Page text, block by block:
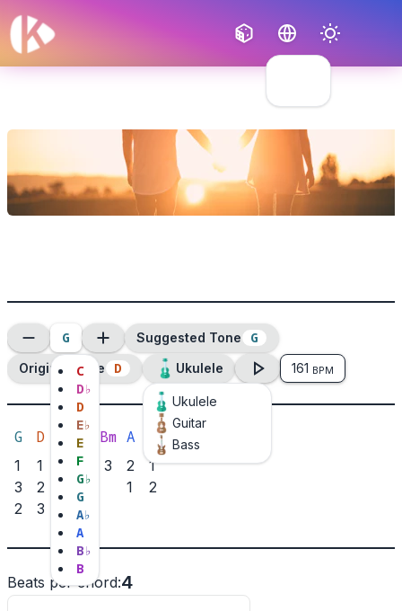
G
C
D♭
D
E♭
E
F
G♭
G
A♭
A
B♭
B
Suggested Tone G
Original Tone D Ukulele
Ukulele
Guitar
Bass
161 BPM
G
1
3
2
D
1
2
3
Em
3
2
1
C
3
Bm
3
A
2
1
D7
1
2
Beats per chord:4